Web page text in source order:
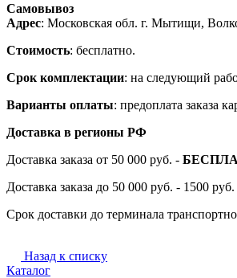
Самовывоз
Адрес: Московская обл. г. Мытищи,
Стоимость: бесплатно.
Срок комплектации: на следующий
Варианты оплаты: предоплата заказа
Доставка в регионы РФ
Доставка заказа от 50 000 руб. -
Доставка заказа до 50 000 руб. - 1500
Срок доставки до терминала
Назад к списку
Каталог